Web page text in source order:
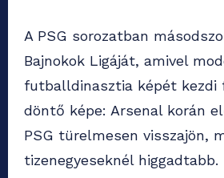
A PSG sorozatban
Bajnokok Ligáját, amivel
futballdinasztia képét kezdi
döntő képe: Arsenal korán
PSG türelmesen visszajön,
tizenegyeseknél higgadtabb.